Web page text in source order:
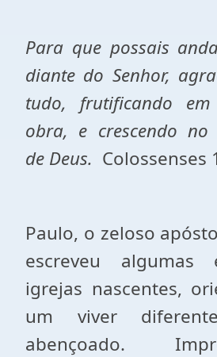
Para que possais
diante do Senhor,
tudo, frutificando
obra, e crescendo no
de Deus. Colossenses
Paulo, o zeloso
escreveu algumas
igrejas nascentes,
um viver
abençoado.